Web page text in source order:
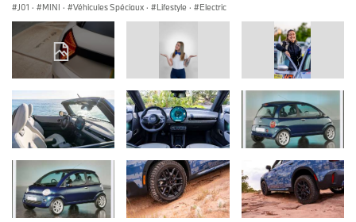
J01 · MINI · Véhicules Spéciaux · Lifestyle · Electric